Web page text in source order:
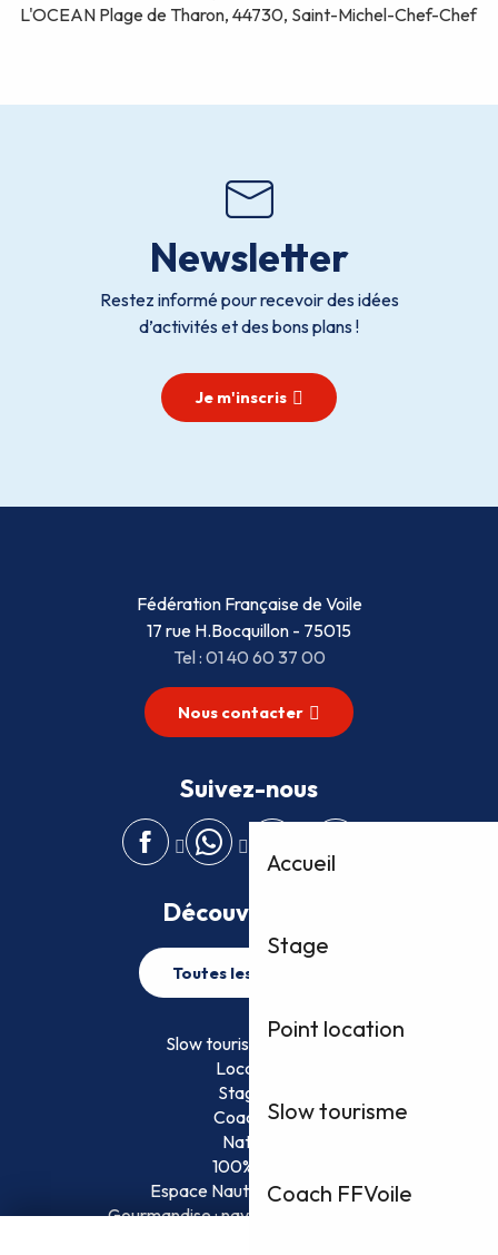
Accueil
Stage
Point location
Slow tourisme
Coach FFVoile
Newsletter
Restez informé pour recevoir des idées
d’activités et des bons plans !
Je m'inscris
Fédération Française de Voile
17 rue H.Bocquillon - 75015
Tel : 01 40 60 37 00
Nous contacter
Suivez-nous
Découvrez plus
Toutes les activités
Slow tourisme FFVoile
Location
Stage
Coaching
Nature
100% Fun
Espace Nautique Surveillé
Gourmandise : naviguez et savourez !